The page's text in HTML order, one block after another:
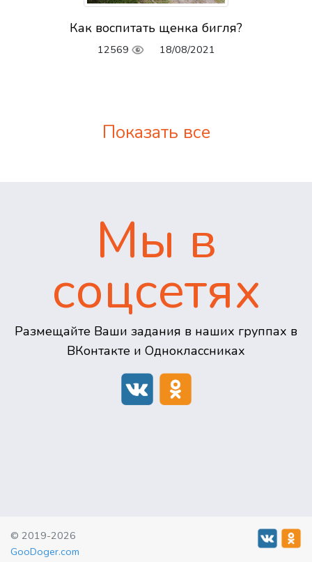
Как воспитать щенка бигля?
12569 18/08/2021
Показать все
Мы в
соцсетях
Размещайте Ваши задания в наших группах в
ВКонтакте и Одноклассниках
© 2019-2026
GooDoger.com